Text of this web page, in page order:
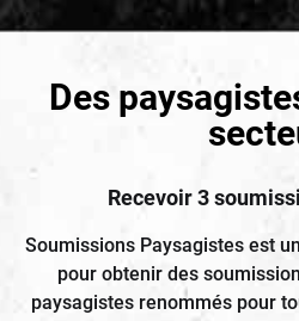
Des
Recevoir 3
Soumissions Paysagistes est
pour obtenir des
paysagistes renommés pour